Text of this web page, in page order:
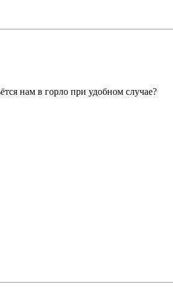
нам в горло при удобном случае?